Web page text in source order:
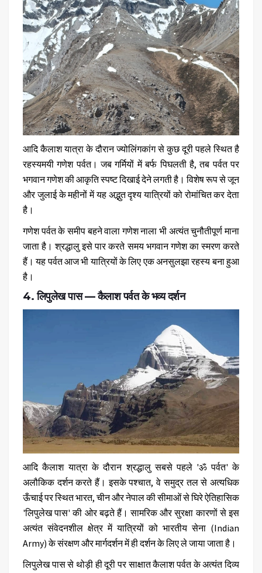
आदि कैलाश यात्रा के दौरान ज्योलिंगकांग से कुछ दूरी पहले स्थित है
रहस्यमयीगणेश पर्वत। जब गर्मियों में बर्फ पिघलती है, तब पर्वत पर
भगवान गणेश की आकृति स्पष्ट दिखाई देने लगती है। विशेष रूप से जून
और जुलाई के महीनों में यह अद्भुत दृश्य यात्रियों को रोमांचित कर देता
है।
गणेश पर्वत के समीप बहने वाला गणेश नाला भी अत्यंत चुनौतीपूर्ण माना
जाता है। श्रद्धालु इसे पार करते समय भगवान गणेश का स्मरण करते
हैं। यह पर्वत आज भी यात्रियों के लिए एक अनसुलझा रहस्य बना हुआ
है।
4. लिपुलेख पास — कैलाश पर्वत के भव्य दर्शन
आदि कैलाश यात्रा के दौरान श्रद्धालु सबसे पहले 'ॐ पर्वत' के
अलौकिक दर्शन करते हैं। इसके पश्चात, वे समुद्र तल से अत्यधिक
ऊँचाई पर स्थित भारत, चीन और नेपाल की सीमाओं से घिरे ऐतिहासिक
'लिपुलेख पास'की ओर बढ़ते हैं। सामरिक और सुरक्षा कारणों से इस
अत्यंत संवेदनशील क्षेत्र में यात्रियों को भारतीय सेना (Indian
Army)के संरक्षण और मार्गदर्शन में ही दर्शन के लिए ले जाया जाता है।
लिपुलेख पास से थोड़ी ही दूरी पर साक्षात कैलाश पर्वत के अत्यंत दिव्य